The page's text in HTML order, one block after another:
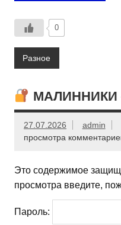
0
Разное
МАЛИННИКИ
27.07.2026 admin
просмотра
Это содержимое
просмотра введите,
Пароль: